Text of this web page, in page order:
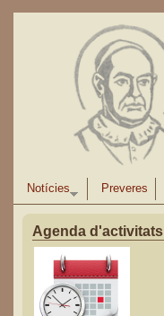
Notícies Preveres
Agenda d'activitats